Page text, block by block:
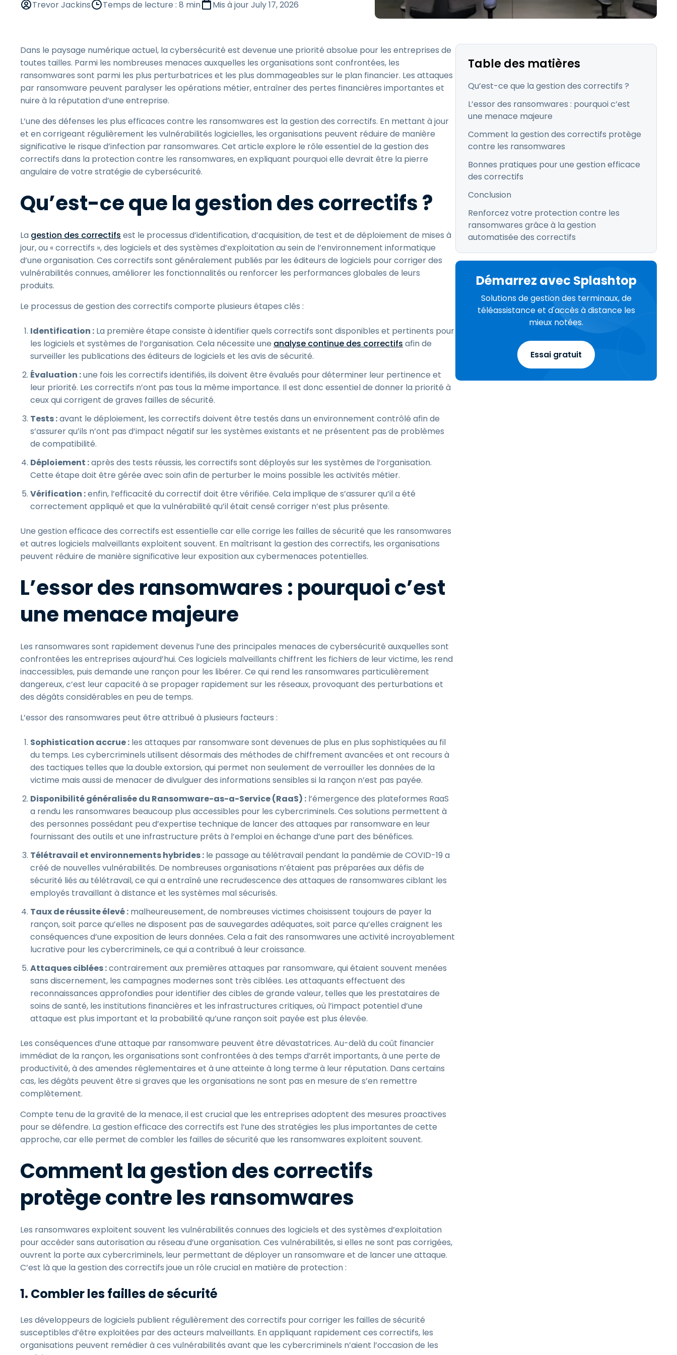
Assistance sur le terrain
Travail à distance avec
Wacom
Accès virtuel aux salles
informatiques
Voir tous les besoins
Voir tous les secteurs
d’activité
ภาษาไทย
Bahasa
Trevor Jackins Temps de lecture : 8 min Mis à jourJuly 17, 2026
Table des matières
Qu’est-ce que la gestion des correctifs ?
L’essor des ransomwares : pourquoi c’est
une menace majeure
Comment la gestion des correctifs protège
contre les ransomwares
Bonnes pratiques pour une gestion efficace
des correctifs
Conclusion
Renforcez votre protection contre les
ransomwares grâce à la gestion
automatisée des correctifs
Démarrez avec Splashtop
Solutions de gestion des terminaux, de
téléassistance et d'accès à distance les
mieux notées.
Essai gratuit
Dans le paysage numérique actuel, la cybersécurité est devenue une priorité absolue pour les entreprises de
toutes tailles. Parmi les nombreuses menaces auxquelles les organisations sont confrontées, les
ransomwares sont parmi les plus perturbatrices et les plus dommageables sur le plan financier. Les attaques
par ransomware peuvent paralyser les opérations métier, entraîner des pertes financières importantes et
nuire à la réputation d’une entreprise.
L’une des défenses les plus efficaces contre les ransomwares est la gestion des correctifs. En mettant à jour
et en corrigeant régulièrement les vulnérabilités logicielles, les organisations peuvent réduire de manière
significative le risque d’infection par ransomwares. Cet article explore le rôle essentiel de la gestion des
correctifs dans la protection contre les ransomwares, en expliquant pourquoi elle devrait être la pierre
angulaire de votre stratégie de cybersécurité.
Qu’est-ce que la gestion des correctifs ?
La gestion des correctifs est le processus d’identification, d’acquisition, de test et de déploiement de mises à
jour, ou « correctifs », des logiciels et des systèmes d’exploitation au sein de l’environnement informatique
d’une organisation. Ces correctifs sont généralement publiés par les éditeurs de logiciels pour corriger des
vulnérabilités connues, améliorer les fonctionnalités ou renforcer les performances globales de leurs
produits.
Le processus de gestion des correctifs comporte plusieurs étapes clés :
Identification : La première étape consiste à identifier quels correctifs sont disponibles et pertinents pour
les logiciels et systèmes de l’organisation. Cela nécessite une analyse continue des correctifs afin de
surveiller les publications des éditeurs de logiciels et les avis de sécurité.
Évaluation :une fois les correctifs identifiés, ils doivent être évalués pour déterminer leur pertinence et
leur priorité. Les correctifs n’ont pas tous la même importance. Il est donc essentiel de donner la priorité à
ceux qui corrigent de graves failles de sécurité.
Tests :avant le déploiement, les correctifs doivent être testés dans un environnement contrôlé afin de
s’assurer qu’ils n’ont pas d’impact négatif sur les systèmes existants et ne présentent pas de problèmes
de compatibilité.
Déploiement :après des tests réussis, les correctifs sont déployés sur les systèmes de l’organisation.
Cette étape doit être gérée avec soin afin de perturber le moins possible les activités métier.
Vérification :enfin, l’efficacité du correctif doit être vérifiée. Cela implique de s’assurer qu’il a été
correctement appliqué et que la vulnérabilité qu’il était censé corriger n’est plus présente.
Une gestion efficace des correctifs est essentielle car elle corrige les failles de sécurité que les ransomwares
et autres logiciels malveillants exploitent souvent. En maîtrisant la gestion des correctifs, les organisations
peuvent réduire de manière significative leur exposition aux cybermenaces potentielles.
L’essor des ransomwares : pourquoi c’est
une menace majeure
Les ransomwares sont rapidement devenus l’une des principales menaces de cybersécurité auxquelles sont
confrontées les entreprises aujourd’hui. Ces logiciels malveillants chiffrent les fichiers de leur victime, les rend
inaccessibles, puis demande une rançon pour les libérer. Ce qui rend les ransomwares particulièrement
dangereux, c’est leur capacité à se propager rapidement sur les réseaux, provoquant des perturbations et
des dégâts considérables en peu de temps.
L’essor des ransomwares peut être attribué à plusieurs facteurs :
Sophistication accrue : les attaques par ransomware sont devenues de plus en plus sophistiquées au fil
du temps. Les cybercriminels utilisent désormais des méthodes de chiffrement avancées et ont recours à
des tactiques telles que la double extorsion, qui permet non seulement de verrouiller les données de la
victime mais aussi de menacer de divulguer des informations sensibles si la rançon n’est pas payée.
Disponibilité généralisée du Ransomware-as-a-Service (RaaS) : l’émergence des plateformes RaaS
a rendu les ransomwares beaucoup plus accessibles pour les cybercriminels. Ces solutions permettent à
des personnes possédant peu d’expertise technique de lancer des attaques par ransomware en leur
fournissant des outils et une infrastructure prêts à l’emploi en échange d’une part des bénéfices.
Télétravail et environnements hybrides : le passage au télétravail pendant la pandémie de COVID-19 a
créé de nouvelles vulnérabilités. De nombreuses organisations n’étaient pas préparées aux défis de
sécurité liés au télétravail, ce qui a entraîné une recrudescence des attaques de ransomwares ciblant les
employés travaillant à distance et les systèmes mal sécurisés.
Taux de réussite élevé : malheureusement, de nombreuses victimes choisissent toujours de payer la
rançon, soit parce qu’elles ne disposent pas de sauvegardes adéquates, soit parce qu’elles craignent les
conséquences d’une exposition de leurs données. Cela a fait des ransomwares une activité incroyablement
lucrative pour les cybercriminels, ce qui a contribué à leur croissance.
Attaques ciblées :contrairement aux premières attaques par ransomware, qui étaient souvent menées
sans discernement, les campagnes modernes sont très ciblées. Les attaquants effectuent des
reconnaissances approfondies pour identifier des cibles de grande valeur, telles que les prestataires de
soins de santé, les institutions financières et les infrastructures critiques, où l’impact potentiel d’une
attaque est plus important et la probabilité qu’une rançon soit payée est plus élevée.
Les conséquences d’une attaque par ransomware peuvent être dévastatrices. Au-delà du coût financier
immédiat de la rançon, les organisations sont confrontées à des temps d’arrêt importants, à une perte de
productivité, à des amendes réglementaires et à une atteinte à long terme à leur réputation. Dans certains
cas, les dégâts peuvent être si graves que les organisations ne sont pas en mesure de s’en remettre
complètement.
Compte tenu de la gravité de la menace, il est crucial que les entreprises adoptent des mesures proactives
pour se défendre. La gestion efficace des correctifs est l’une des stratégies les plus importantes de cette
approche, car elle permet de combler les failles de sécurité que les ransomwares exploitent souvent.
Comment la gestion des correctifs
protège contre les ransomwares
Les ransomwares exploitent souvent les vulnérabilités connues des logiciels et des systèmes d’exploitation
pour accéder sans autorisation au réseau d’une organisation. Ces vulnérabilités, si elles ne sont pas corrigées,
ouvrent la porte aux cybercriminels, leur permettant de déployer un ransomware et de lancer une attaque.
C’est là que la gestion des correctifs joue un rôle crucial en matière de protection :
1. Combler les failles de sécurité
Les développeurs de logiciels publient régulièrement des correctifs pour corriger les failles de sécurité
susceptibles d’être exploitées par des acteurs malveillants. En appliquant rapidement ces correctifs, les
organisations peuvent remédier à ces vulnérabilités avant que les cybercriminels n’aient l’occasion de les